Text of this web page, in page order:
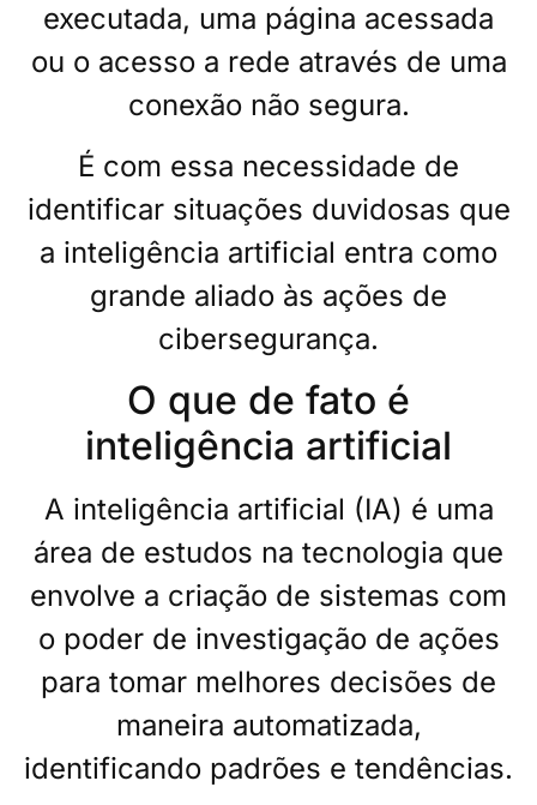
executada, uma página acessada
ou o acesso a rede através de uma
conexão não segura.
É com essa necessidade de
identificar situações duvidosas que
a inteligência artificial entra como
grande aliado às ações de
cibersegurança.
O que de fato é
inteligência artificial
A inteligência artificial (IA) é uma
área de estudos na tecnologia que
envolve a criação de sistemas com
o poder de investigação de ações
para tomar melhores decisões de
maneira automatizada,
identificando padrões e tendências.